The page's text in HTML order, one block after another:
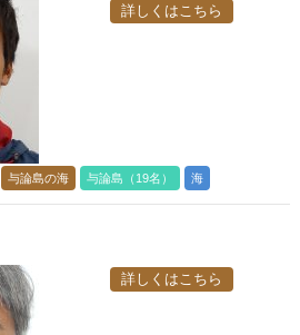
詳しくはこちら
与論島の海 与論島（19名） 海
詳しくはこちら